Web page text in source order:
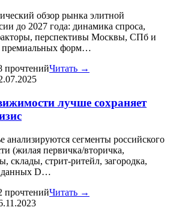
обзор рынка элитной
до 2027 года: динамика спроса,
перспективы Москвы, СПб и
премиальных форм…
прочтенийЧитать →
лучше сохраняет
анализируются сегменты российского
(жилая первичка/вторичка,
склады, стрит-ритейл, загородка,
данных D…
прочтенийЧитать →